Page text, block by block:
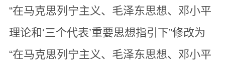
“在马克思列宁主义、毛泽东思想、邓小平
理论和‘三个代表’重要思想指引下”修改为
“在马克思列宁主义、毛泽东思想、邓小平